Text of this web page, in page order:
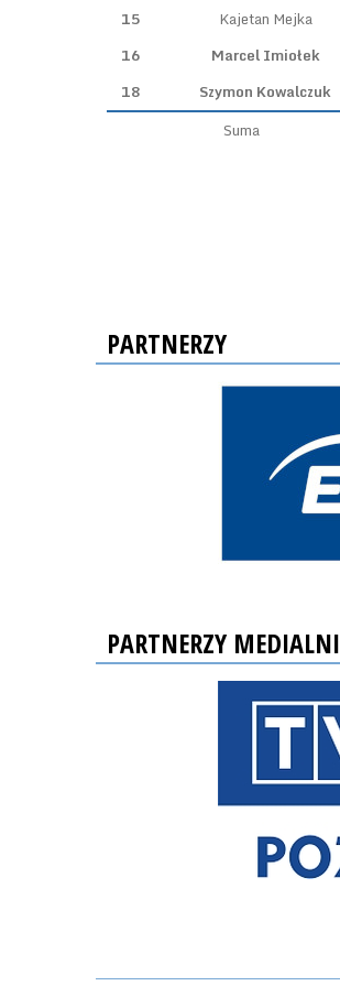
15
Kajetan Mejka
16
Marcel Imiołek
18
Szymon Kowalczuk
Suma
PARTNERZY
PARTNERZY MEDIALNI